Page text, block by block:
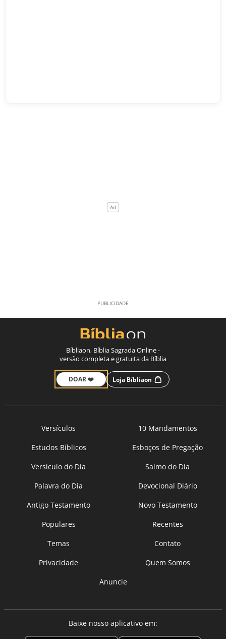
Bíbliaon, Bíblia Sagrada Online -
versão completa e gratuita da Bíblia
DOAR ❤️ Loja Bíbliaon
Versículos
10 Mandamentos
Estudos Bíblicos
Esboços de Pregação
Versículo do Dia
Salmo do Dia
Palavra do Dia
Devocional Diário
Antigo Testamento
Novo Testamento
Populares
Recentes
Temas
Contato
Privacidade
Quem Somos
Anuncie
Baixe nosso aplicativo em: